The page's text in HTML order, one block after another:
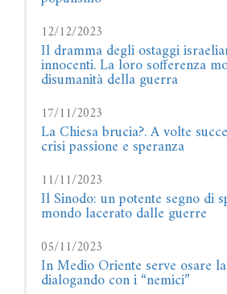
12/12/2023
Il dramma degli ostaggi
innocenti. La loro sofferenza
disumanità della guerra
17/11/2023
La Chiesa brucia?. A volte
crisi passione e speranza
11/11/2023
Il Sinodo: un potente segno di
mondo lacerato dalle guerre
05/11/2023
In Medio Oriente serve osare
dialogando con i “nemici”